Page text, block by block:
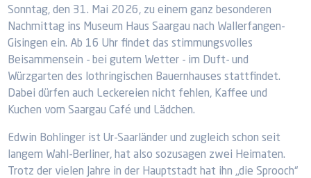
Sonntag, den 31. Mai 2026, zu einem ganz besonderen
Nachmittag ins Museum Haus Saargau nach Wallerfangen-
Gisingen ein. Ab 16 Uhr findet das stimmungsvolles
Beisammensein - bei gutem Wetter - im Duft- und
Würzgarten des lothringischen Bauernhauses stattfindet.
Dabei dürfen auch Leckereien nicht fehlen, Kaffee und
Kuchen vom Saargau Café und Lädchen.
Edwin Bohlinger ist Ur-Saarländer und zugleich schon seit
langem Wahl-Berliner, hat also sozusagen zwei Heimaten.
Trotz der vielen Jahre in der Hauptstadt hat ihn „die Sprooch“